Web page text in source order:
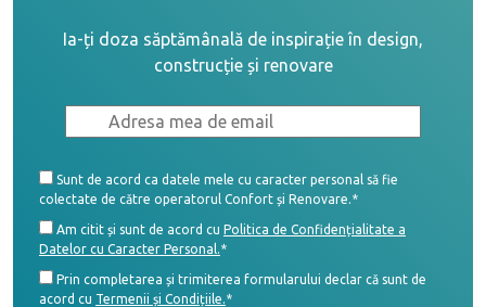
Ia-ți doza săptămânală de inspirație în design,
construcție și renovare
Sunt de acord ca datele mele cu caracter personal să fie
colectate de către operatorul Confort și Renovare.*
Am citit și sunt de acord cu Politica de Confidențialitate a
Datelor cu Caracter Personal.*
Prin completarea și trimiterea formularului declar că sunt de
acord cu Termenii și Condițiile.*